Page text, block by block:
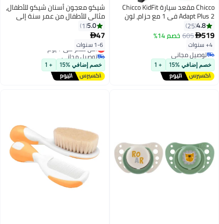
Chicco مقعد سيارة Chicco KidFit
Adapt Plus 2 في 1 مع حزام، لون
العنبر
4.8
25
519
605 خصم 14%
4+ سنوات
توصيل مجاني
توصيل مجاني
خصم إضافي %15 + 1
شيكو معجون أسنان شيكو للأطفال،
مثالي للأطفال من عمر سنة إلى
ست سنوات، بنكهة الفراولة، ٥٠
غرامًا | خالٍ من الفلورايد وقليل
الكشط | يزيل البلاك ويساعد على
منع التسوس
5.0
1
47
1-6 سنواتأقل سعر في 7 يوم
توصيل مجاني
أقل سعر في 7 يوم
خصم إضافي %15 + 1